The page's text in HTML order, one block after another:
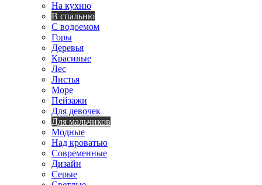
На кухню
В спальню
С водоемом
Горы
Деревья
Красивые
Лес
Листья
Море
Пейзажи
Для девочек
Для мальчиков
Модные
Над кроватью
Современные
Дизайн
Серые